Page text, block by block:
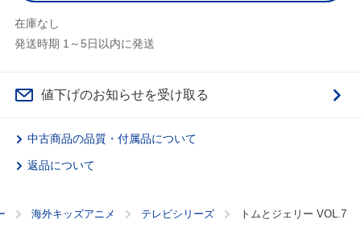
在庫なし
発送時期 1～5日以内に発送
値下げのお知らせを受け取る
中古商品の品質・付属品について
返品について
海外キッズアニメ テレビシリーズ トムとジェリー VOL.7